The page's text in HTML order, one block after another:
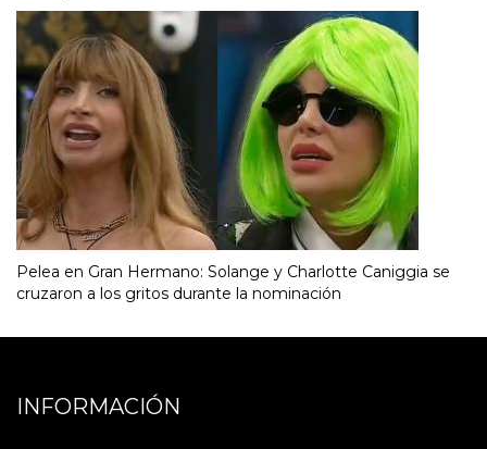
Pelea en Gran Hermano: Solange y Charlotte Caniggia se
cruzaron a los gritos durante la nominación
INFORMACIÓN